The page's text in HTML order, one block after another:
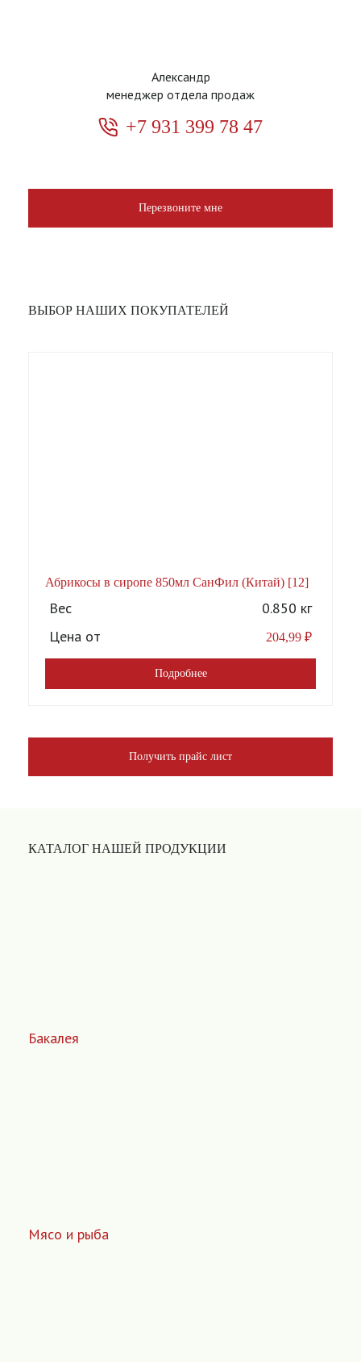
Александр
менеджер отдела продаж
+7 931 399 78 47
Перезвоните мне
ВЫБОР НАШИХ ПОКУПАТЕЛЕЙ
Абрикосы в сиропе 850мл СанФил (Китай) [12]
Вес
0.850 кг
Цена от
204,99 ₽
Подробнее
Получить прайс лист
КАТАЛОГ НАШЕЙ ПРОДУКЦИИ
Бакалея
Мясо и рыба